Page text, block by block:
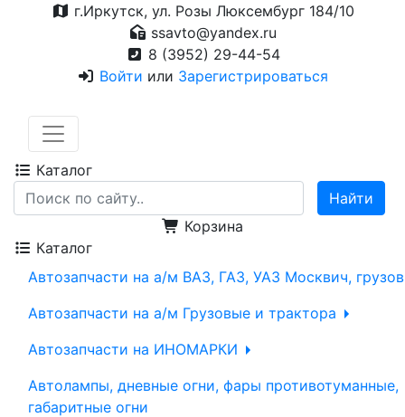
г.Иркутск, ул. Розы Люксембург 184/10
ssavto@yandex.ru
8 (3952) 29-44-54
Войти или Зарегистрироваться
Каталог
Корзина
Каталог
Автозапчасти на а/м ВАЗ, ГАЗ, УАЗ Москвич,
Автозапчасти на а/м Грузовые и трактора
Автозапчасти на ИНОМАРКИ
Автолампы, дневные огни, фары противотуманные,
габаритные огни